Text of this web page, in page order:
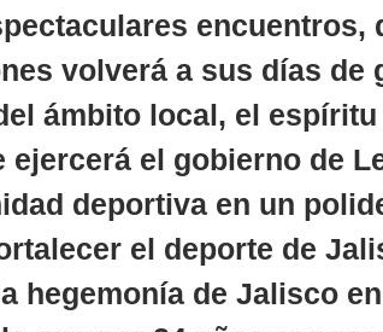
encuentros,
volverá a sus días de
ámbito local, el espíritu
el gobierno de
deportiva en un
el deporte de
hegemonía de Jalisco